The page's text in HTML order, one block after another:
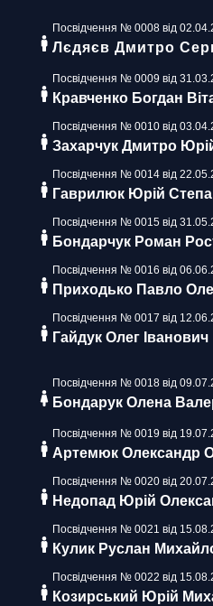
Посвідчення № 0008 від
Лєдяєв Дмитро
Посвідчення № 0009 від
Кравченко Богдан
Посвідчення № 0010 від
Захарчук Дмитро
Посвідчення № 0014 від
Гаврилюк Юрій
Посвідчення № 0015 від
Бондарчук Роман
Посвідчення № 0016 від
Приходько Павло
Посвідчення № 0017 від
Гайдук Олег Іванович
Посвідчення № 0018 від
Бондарук Олена
Посвідчення № 0019 від
Артемюк Олександр
Посвідчення № 0020 від
Недопад Юрій
Посвідчення № 0021 від
Кулик Руслан
Посвідчення № 0022 від
Козирський Юрій